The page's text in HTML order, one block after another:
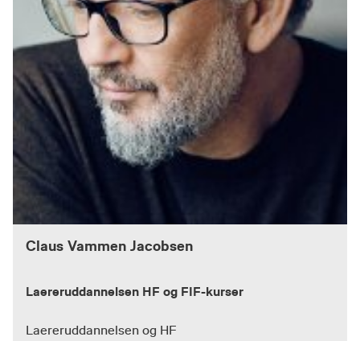
Claus Vammen Jacobsen
Laereruddannelsen HF og FIF-kurser
Laereruddannelsen og HF